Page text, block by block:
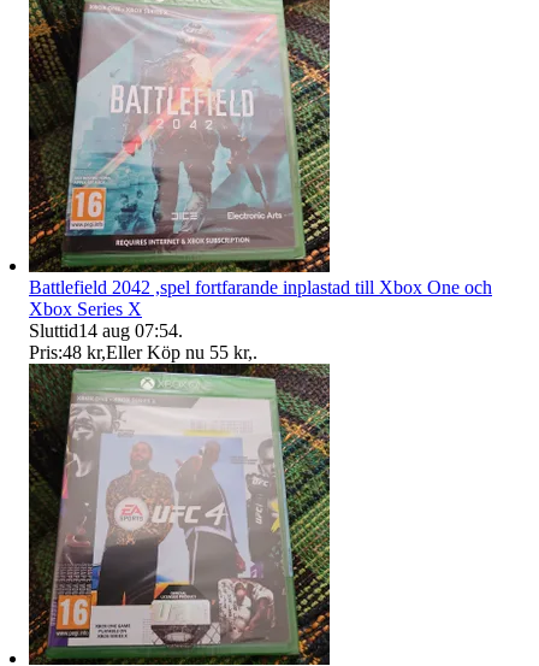
Battlefield 2042 ,spel fortfarande inplastad till Xbox One och
Xbox Series X
Sluttid14 aug 07:54.
Pris:48 kr,Eller Köp nu 55 kr,.